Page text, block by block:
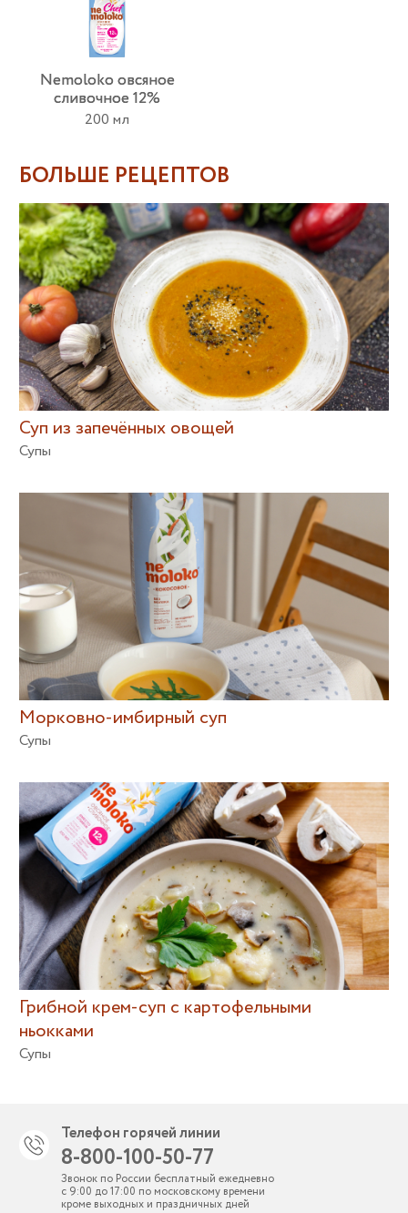
Nemoloko овсяное
сливочное 12%
200 мл
БОЛЬШЕ РЕЦЕПТОВ
Суп из запечённых овощей
Супы
Морковно-имбирный суп
Супы
Грибной крем-суп с картофельными
ньокками
Супы
Телефон горячей линии
8-800-100-50-77
Звонок по России бесплатный ежедневно
с 9:00 до 17:00 по московскому времени
кроме выходных и праздничных дней